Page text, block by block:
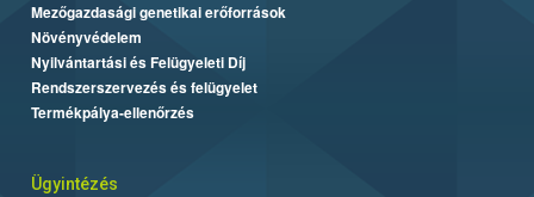
Mezőgazdasági genetikai erőforrások
Növényvédelem
Nyilvántartási és Felügyeleti Díj
Rendszerszervezés és felügyelet
Termékpálya-ellenőrzés
Ügyintézés